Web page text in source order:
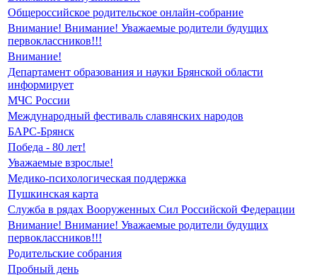
Общероссийское родительское oнлайн-сoбрaние
Внимание! Внимание! Уважаемые родители будущих
первоклассников!!!
Внимание!
Департамент образования и науки Брянской области
информирует
МЧС России
Международный фестиваль славянских народов
БАРС-Брянск
Победа - 80 лет!
Уважаемые взрослые!
Медико-психологическая поддержка
Пушкинская карта
Служба в рядах Вооруженных Сил Российской Федерации
Внимание! Внимание! Уважаемые родители будущих
первоклассников!!!
Родительские собрания
Пробный день